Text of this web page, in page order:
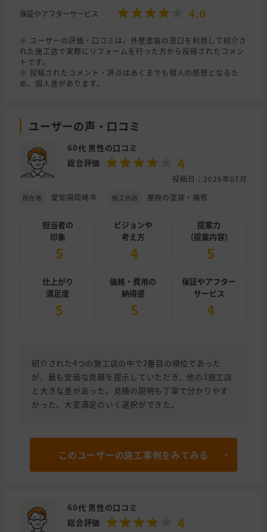
保証やアフターサービス 4.0
※ ユーザーの評価・口コミは、外壁塗装の窓口を利用して紹介さ
れた施工店で実際にリフォームを行った方から投稿されたコメン
トです。
※ 投稿されたコメント・評点はあくまでも個人の感想となるた
め、個人差があります。
ユーザーの声・口コミ
60代 男性の口コミ
総合評価
4
投稿日：2026年07月
所在地 愛知県岡崎市 施工内容 屋根の塗装・補修
担当者の
印象
5
ビジョンや
考え方
4
提案力
(提案内容)
5
仕上がり
満足度
5
価格・費用の
納得感
5
保証やアフター
サービス
4
紹介された4つの施工店の中で2番目の順位であった
が、最も安価な見積を提示していただき、他の3施工店
と大きな差があった。見積の説明も丁寧で分かりやす
かった。大変満足のいく選択ができた。
このユーザーの施工事例をみてみる
60代 男性の口コミ
総合評価
4